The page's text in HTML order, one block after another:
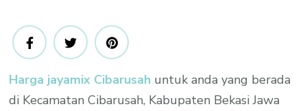
Per
M3
Harga jayamix Cibarusah untuk anda yang berada
di Kecamatan Cibarusah, Kabupaten Bekasi Jawa